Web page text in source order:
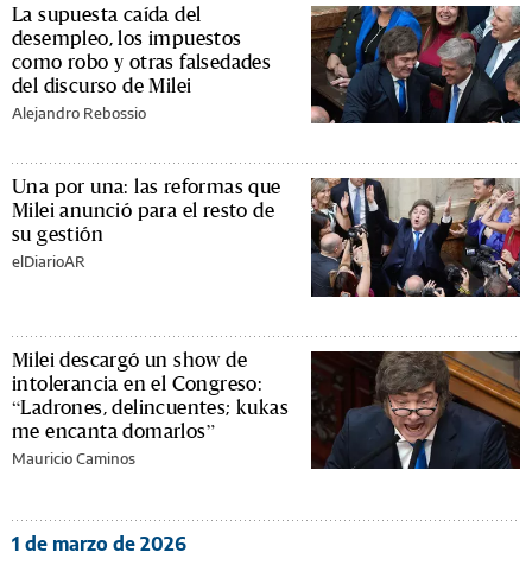
La supuesta caída del
desempleo, los impuestos
como robo y otras falsedades
del discurso de Milei
Alejandro Rebossio
Una por una: las reformas que
Milei anunció para el resto de
su gestión
elDiarioAR
Milei descargó un show de
intolerancia en el Congreso:
“Ladrones, delincuentes; kukas
me encanta domarlos”
Mauricio Caminos
1 de marzo de 2026